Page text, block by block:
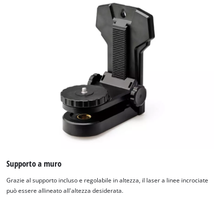
Supporto a muro
Grazie al supporto incluso e regolabile in altezza, il laser a linee incrociate
può essere allineato all'altezza desiderata.